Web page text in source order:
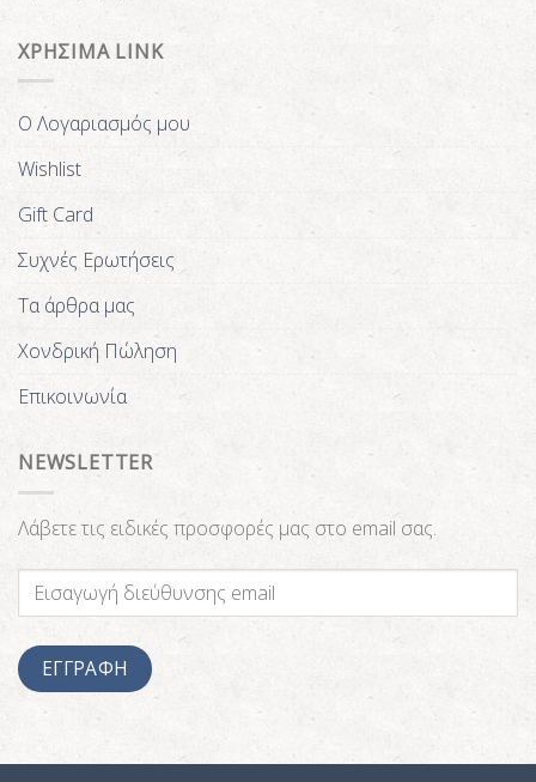
ΧΡΗΣΙΜΑ LINK
Ο Λογαριασμός μου
Wishlist
Gift Card
Συχνές Ερωτήσεις
Τα άρθρα μας
Χονδρική Πώληση
Επικοινωνία
NEWSLETTER
Λάβετε τις ειδικές προσφορές μας στο email σας.